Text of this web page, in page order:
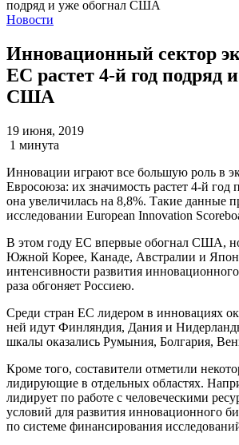
Новости
Инновационный сектор
ЕС растет 4-й год подряд
США
19 июня, 2019
1 минута
Инновации играют все большую роль в
Евросоюза: их значимость растет 4-й год
она увеличилась на 8,8%. Такие данные
исследовании European Innovation
В этом году ЕС впервые обогнал США,
Южной Корее, Канаде, Австралии и
интенсивности развития
раза обгоняет Россиею.
Среди стран ЕС лидером в инновациях
ней идут Финляндия, Дания и
шкалы оказались Румыния, Болгария,
Кроме того, составители отметили
лидирующие в отдельных областях.
лидирует по работе с человеческими
условий для развития инновационного
по системе финансирования